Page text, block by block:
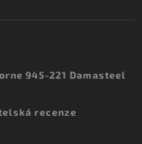
945-221 Damasteel
recenze